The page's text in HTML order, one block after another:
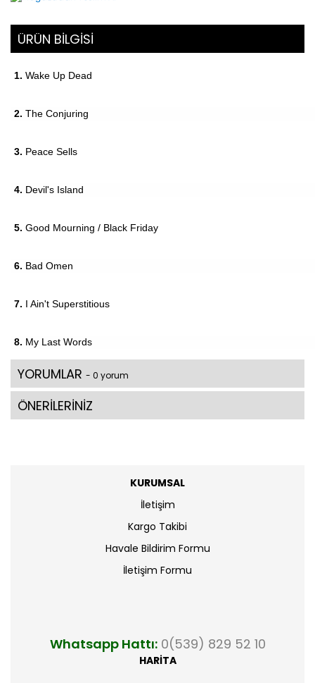
ÜRÜN BİLGİSİ
1. Wake Up Dead
2. The Conjuring
3. Peace Sells
4. Devil's Island
5. Good Mourning / Black Friday
6. Bad Omen
7. I Ain't Superstitious
8. My Last Words
YORUMLAR - 0 yorum
ÖNERİLERİNİZ
KURUMSAL
İletişim
Kargo Takibi
Havale Bildirim Formu
İletişim Formu
Whatsapp Hattı: 0(539) 829 52 10
HARİTA